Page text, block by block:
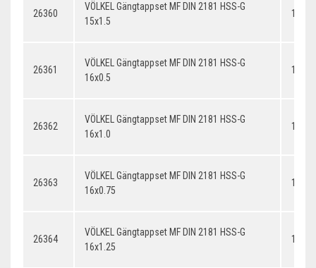
26360
VÖLKEL Gängtappset MF DIN 2181 HSS-G
15x1.5
26361
VÖLKEL Gängtappset MF DIN 2181 HSS-G
16x0.5
26362
VÖLKEL Gängtappset MF DIN 2181 HSS-G
16x1.0
26363
VÖLKEL Gängtappset MF DIN 2181 HSS-G
16x0.75
26364
VÖLKEL Gängtappset MF DIN 2181 HSS-G
16x1.25